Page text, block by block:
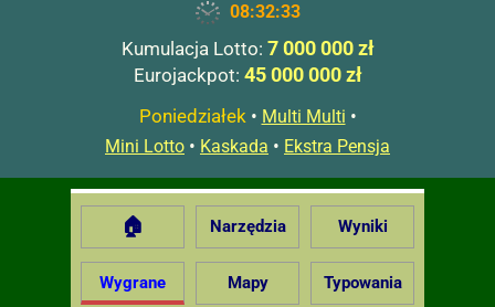
08:32:34
Kumulacja Lotto: 7 000 000 zł
Eurojackpot: 45 000 000 zł
Poniedziałek• Multi Multi •
Mini Lotto • Kaskada • Ekstra Pensja
🏠 Narzędzia Wyniki
Wygrane Mapy Typowania